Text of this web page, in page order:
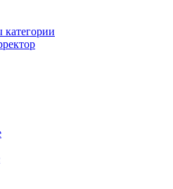
категории